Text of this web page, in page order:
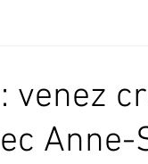
venez
Anne-